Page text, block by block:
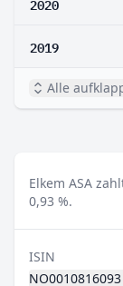
2019
Alle
Elkem ASA
0,93 %.
ISIN
NO0010816093